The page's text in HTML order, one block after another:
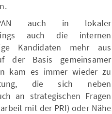
auch in lokaler
auch die internen
Kandidaten mehr aus
der Basis gemeinsamer
kam es immer wieder zu
die sich neben
an strategischen Fragen
mit der PRI) oder Nähe